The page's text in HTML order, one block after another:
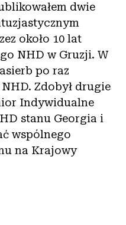
dwie
około 10 lat
NHD w Gruzji. W
po raz
Zdobył drugie
Indywidualne
stanu Georgia i
wspólnego
na Krajowy